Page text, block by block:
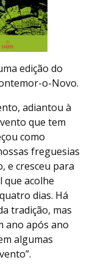
edição do
o-Novo.
adiantou à
que tem
como
freguesias
e cresceu para
que acolhe
dias. Há
tradição, mas
ano após ano
algumas